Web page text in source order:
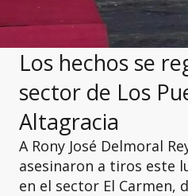
Los hechos se
sector de Los
Altagracia
A Rony José Delmoral
asesinaron a tiros este
en el sector El Carmen,